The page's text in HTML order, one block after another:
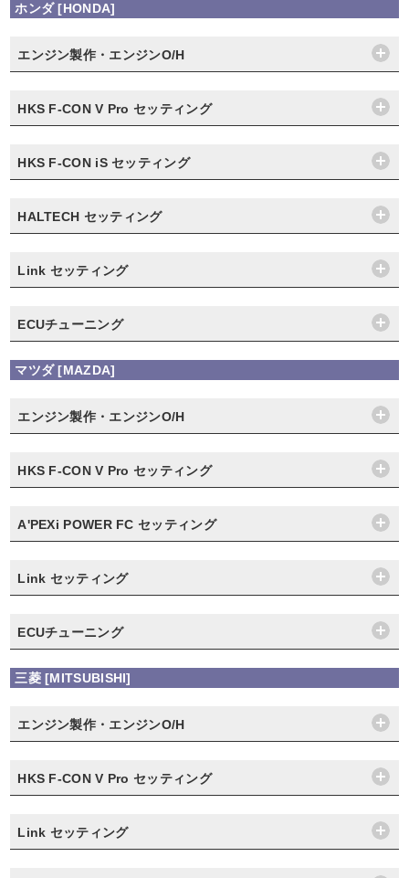
ホンダ [HONDA]
エンジン製作・エンジンO/H
HKS F-CON V Pro セッティング
HKS F-CON iS セッティング
HALTECH セッティング
Link セッティング
ECUチューニング
マツダ [MAZDA]
エンジン製作・エンジンO/H
HKS F-CON V Pro セッティング
A'PEXi POWER FC セッティング
Link セッティング
ECUチューニング
三菱 [MITSUBISHI]
エンジン製作・エンジンO/H
HKS F-CON V Pro セッティング
Link セッティング